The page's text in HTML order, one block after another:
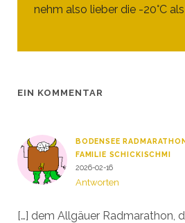
nehm also lieber die -20°C
EIN KOMMENTAR
BODENSEE
FAMILIE SCHICKISCHMI
2026-02-16
Antworten
[…] dem Allgäuer Radmarathon,